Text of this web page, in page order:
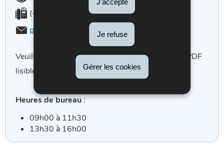
Je refuse
Gérer les cookies
Fax:
(+352) 49 53 35
Email:
prestations.aaa@secu.lu
Veuillez envoyer vos documents dans un format PDF
lisible.
Heures de bureau:
09h00 à 11h30
13h30 à 16h00